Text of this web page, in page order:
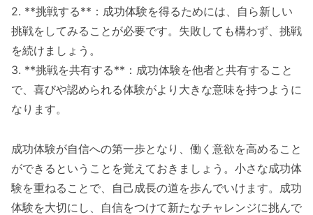
2. **挑戦する**：成功体験を得るためには、自ら新しい
挑戦をしてみることが必要です。失敗しても構わず、挑戦
を続けましょう。
3. **挑戦を共有する**：成功体験を他者と共有すること
で、喜びや認められる体験がより大きな意味を持つように
なります。
成功体験が自信への第一歩となり、働く意欲を高めること
ができるということを覚えておきましょう。小さな成功体
験を重ねることで、自己成長の道を歩んでいけます。成功
体験を大切にし、自信をつけて新たなチャレンジに挑んで